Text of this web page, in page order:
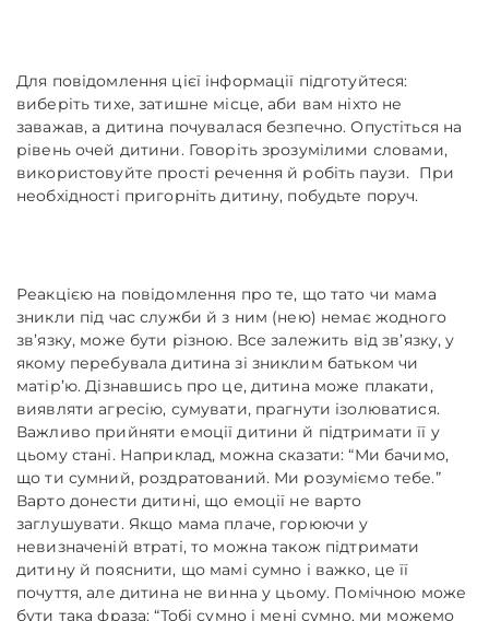
Для повідомлення цієї інформації підготуйтеся:
виберіть тихе, затишне місце, аби вам ніхто не
заважав, а дитина почувалася безпечно. Опустіться на
рівень очей дитини. Говоріть зрозумілими словами,
використовуйте прості речення й робіть паузи. При
необхідності пригорніть дитину, побудьте поруч.
Реакцією на повідомлення про те, що тато чи мама
зникли під час служби й з ним (нею) немає жодного
зв’язку, може бути різною. Все залежить від зв’язку, у
якому перебувала дитина зі зниклим батьком чи
матір’ю. Дізнавшись про це, дитина може плакати,
виявляти агресію, сумувати, прагнути ізолюватися.
Важливо прийняти емоції дитини й підтримати її у
цьому стані. Наприклад, можна сказати: “Ми бачимо,
що ти сумний, роздратований. Ми розуміємо тебе.”
Варто донести дитині, що емоції не варто
заглушувати. Якщо мама плаче, горюючи у
невизначеній втраті, то можна також підтримати
дитину й пояснити, що мамі сумно і важко, це її
почуття, але дитина не винна у цьому. Помічною може
бути така фраза: “Тобі сумно і мені сумно, ми можемо